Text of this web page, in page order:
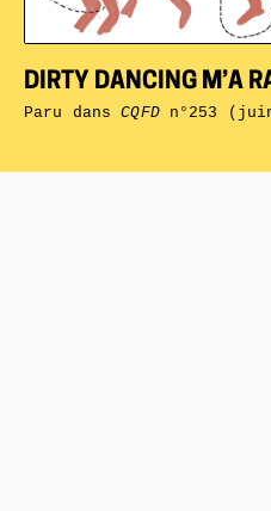
DIRTY DANCING M’A
Paru dansCQFDn°253